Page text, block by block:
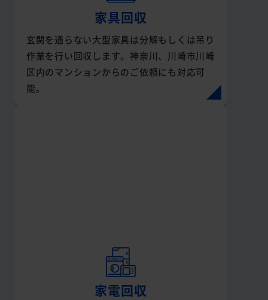
家具回収
玄関を通らない大型家具は分解もしくは吊り
作業を行い回収します。神奈川、川崎市川崎
区内のマンションからのご依頼にも対応可
能。
家電回収